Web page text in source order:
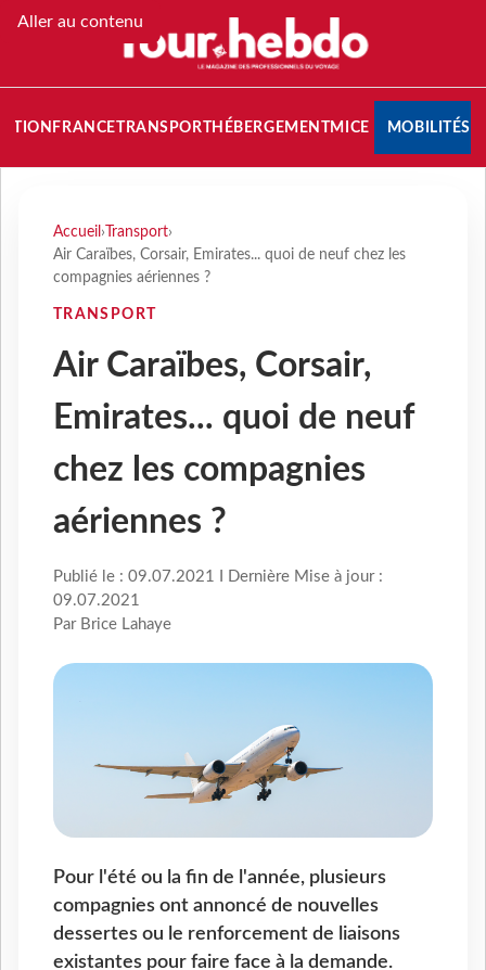
Aller au contenu
FRANCETRANSPORT HÉBERGEMENTMICE MOBILITÉS
Accueil › Transport›
Air Caraïbes, Corsair, Emirates... quoi de neuf chez les
compagnies aériennes ?
TRANSPORT
Air Caraïbes, Corsair,
Emirates... quoi de neuf
chez les compagnies
aériennes ?
Publié le : 09.07.2021 I Dernière Mise à jour :
09.07.2021
Par Brice Lahaye
Pour l'été ou la fin de l'année, plusieurs
compagnies ont annoncé de nouvelles
dessertes ou le renforcement de liaisons
existantes pour faire face à la demande.